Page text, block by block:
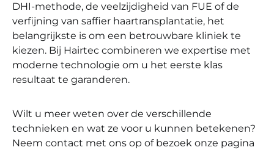
DHI-methode, de veelzijdigheid van FUE of de
verfijning van saffier haartransplantatie, het
belangrijkste is om een betrouwbare kliniek te
kiezen. Bij Hairtec combineren we expertise met
moderne technologie om u het eerste klas
resultaat te garanderen.
Wilt u meer weten over de verschillende
technieken en wat ze voor u kunnen betekenen?
Neem contact met ons op of bezoek onze pagina